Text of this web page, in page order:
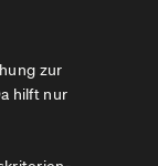
zur
hilft nur